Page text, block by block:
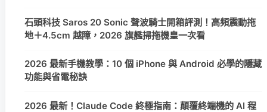
石頭科技 Saros 20 Sonic 聲波騎士開箱評測！高頻震動拖
地＋4.5cm 越障，2026 旗艦掃拖機皇一次看
2026 最新手機教學：10 個 iPhone 與 Android 必學的隱藏
功能與省電秘訣
2026 最新！Claude Code 終極指南：顛覆終端機的 AI 程